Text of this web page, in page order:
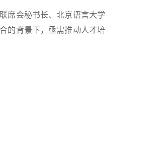
席会秘书长、北京语言大学
的背景下，亟需推动人才培